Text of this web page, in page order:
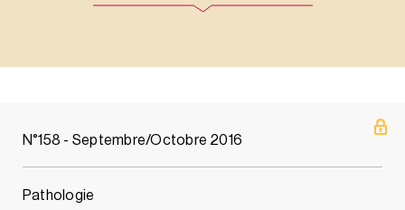
N°158 - Septembre/Octobre 2016
Pathologie